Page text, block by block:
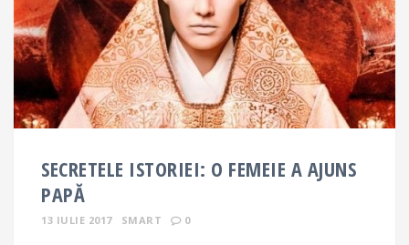
SECRETELE ISTORIEI: O FEMEIE A AJUNS
PAPĂ
13 IULIE 2017 SMART 0